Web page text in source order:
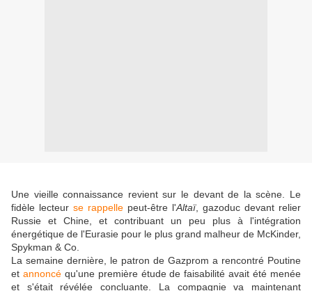
Une vieille connaissance revient sur le devant de la scène. Le
fidèle lecteur se rappelle peut-être l'Altaï, gazoduc devant relier
Russie et Chine, et contribuant un peu plus à l'intégration
énergétique de l'Eurasie pour le plus grand malheur de McKinder,
Spykman & Co.
La semaine dernière, le patron de Gazprom a rencontré Poutine
et annoncéqu'une première étude de faisabilité avait été menée
et s'était révélée concluante. La compagnie va maintenant